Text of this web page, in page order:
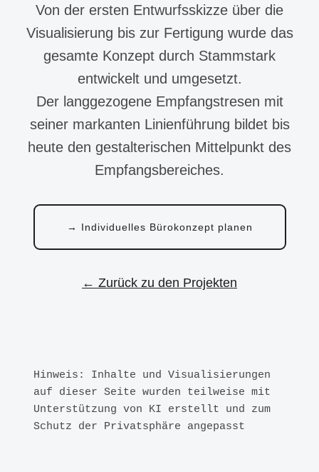
Von der ersten Entwurfsskizze über die
Visualisierung bis zur Fertigung wurde das
gesamte Konzept durch Stammstark
entwickelt und umgesetzt.
Der langgezogene Empfangstresen mit
seiner markanten Linienführung bildet bis
heute den gestalterischen Mittelpunkt des
Empfangsbereiches.
→ Individuelles Bürokonzept planen
← Zurück zu den Projekten
Hinweis: Inhalte und Visualisierungen
auf dieser Seite wurden teilweise mit
Unterstützung von KI erstellt und zum
Schutz der Privatsphäre angepasst